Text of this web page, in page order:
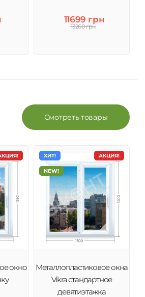
11699 грн
13260 грн
Смотреть товары
окно
АКЦИЯ!
ХИТ!
NEW!
Металлопластиковое окна
Vikra стандартное
девятиэтажка